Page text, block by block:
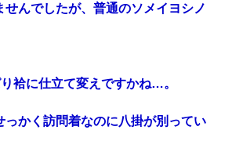
んでしたが、普通のソメイヨシノ
袷に仕立て変えですかね…。
かく訪問着なのに八掛が別ってい